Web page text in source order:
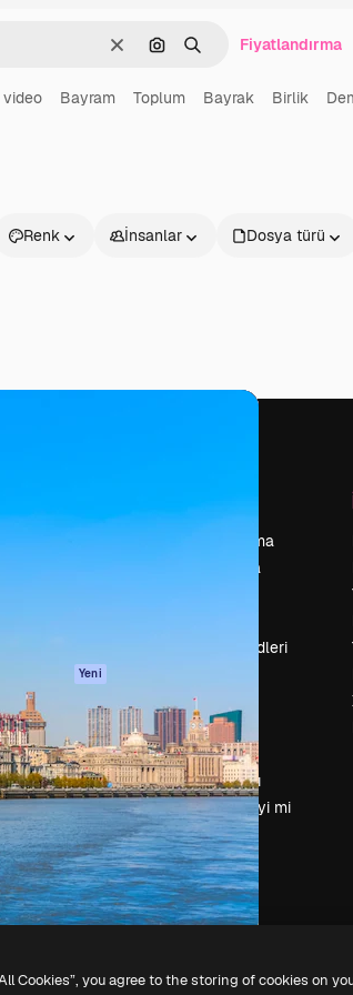
Temizlemek
Görüntüyle ara
AramakFiyatlandırma
video Bayram Toplum Bayrak Birlik
Renk İnsanlar Dosya türü
Yeni
Çerez politikası
Güven merkezi
Satış ortakları
Kurumsal
Şirket
Fiyatlandırma
Hakkımızda
Arama trendleri
Olaylar
Slidesgo
İçerik satışı
Basın odası
Magnific.ai’yi mi
arıyorsun?
Cookies”, you agree to the storing of cookies on